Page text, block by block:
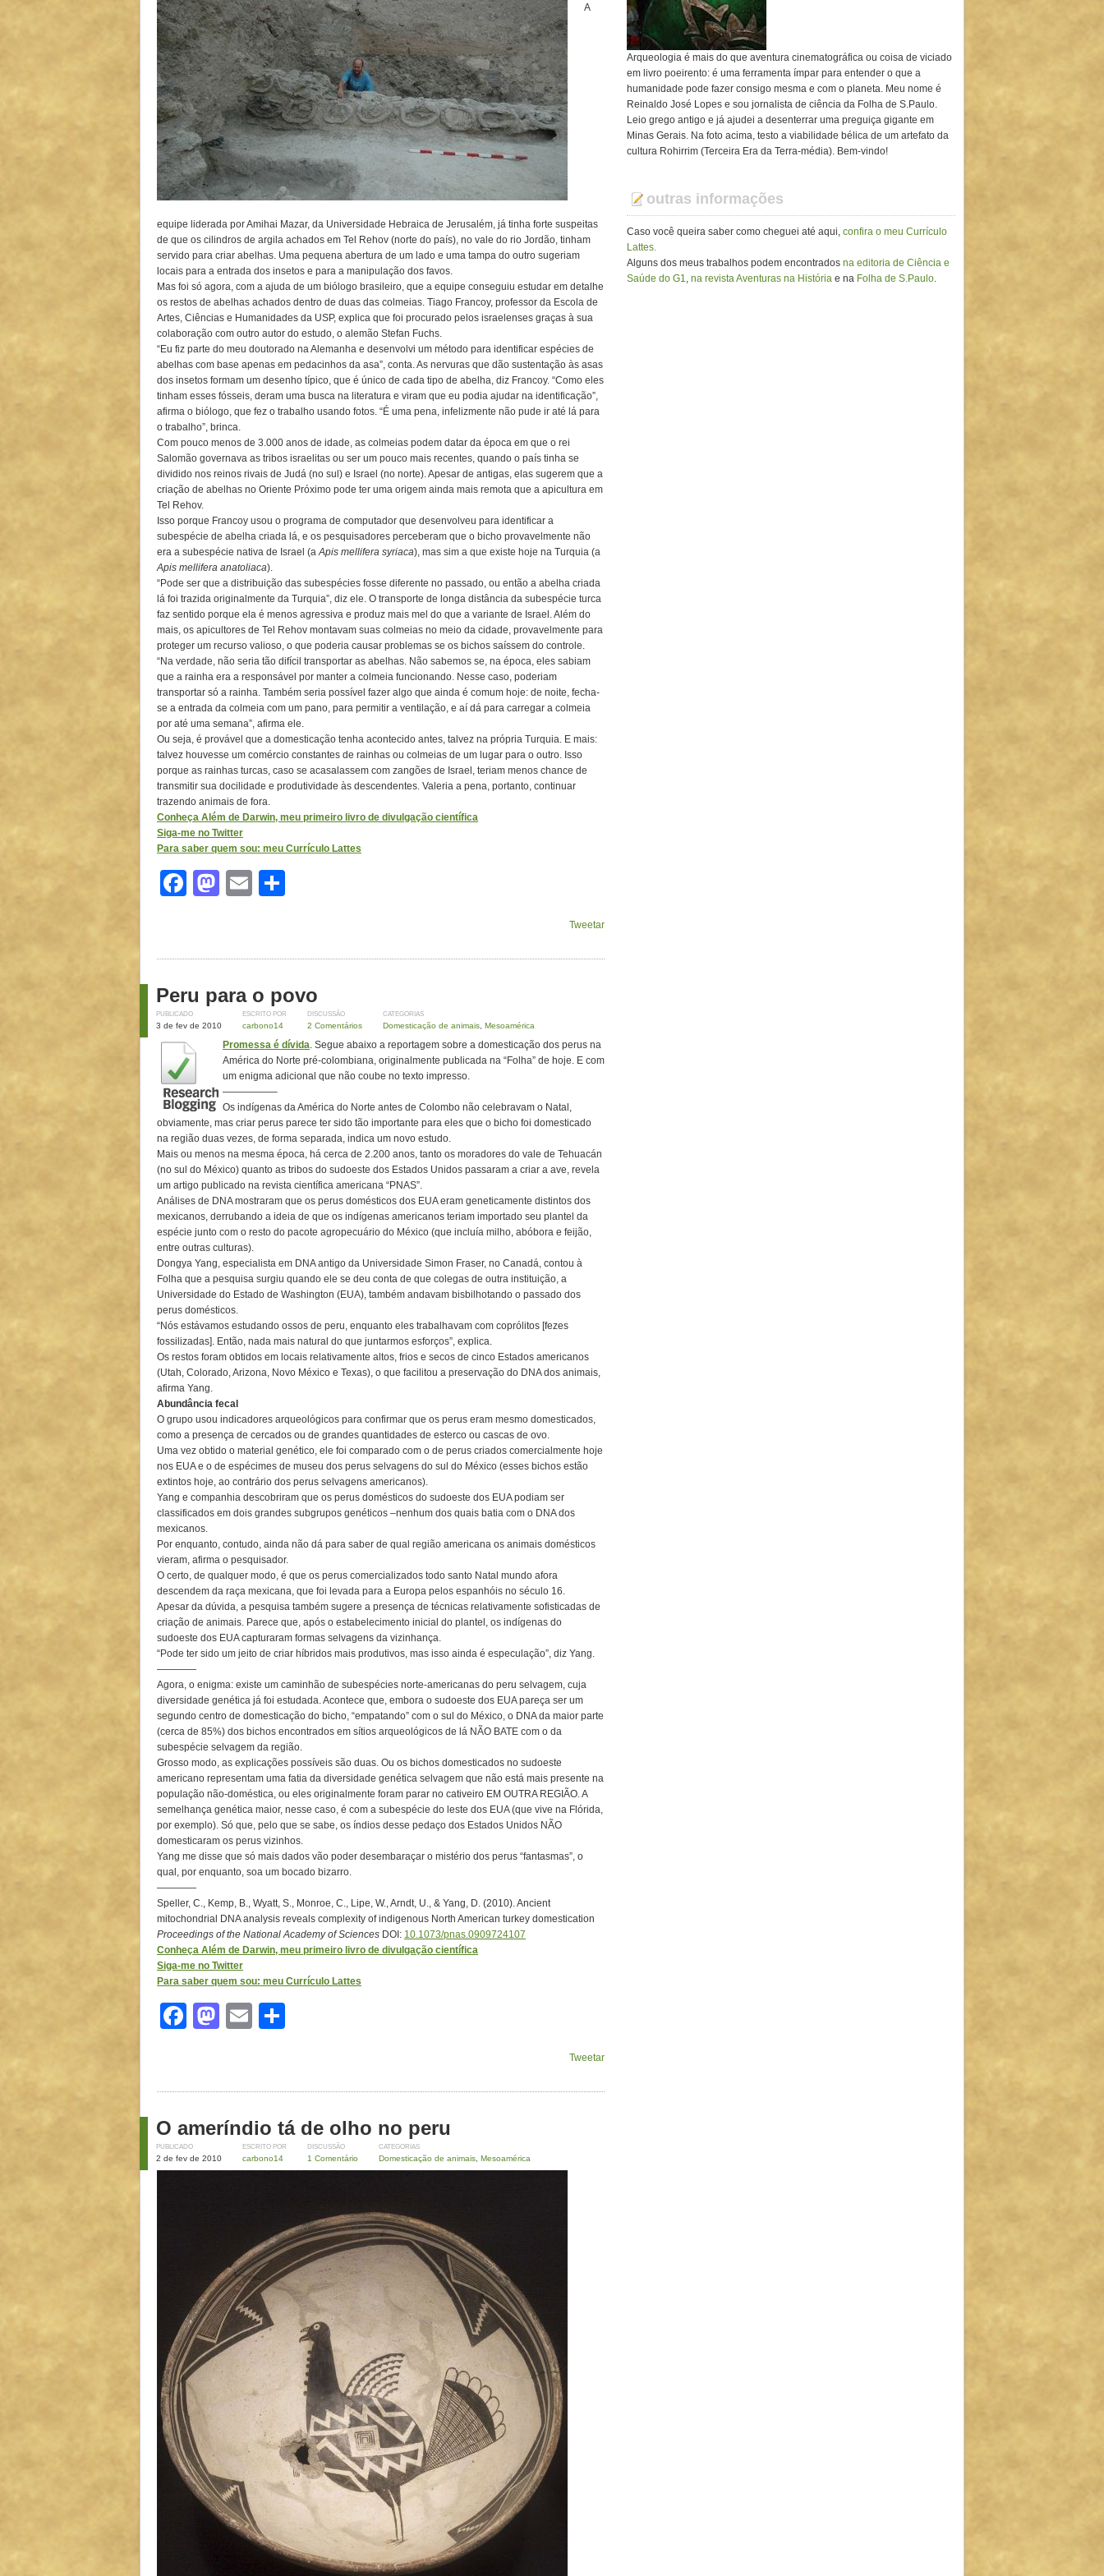
A
equipe liderada por Amihai Mazar, da Universidade Hebraica de Jerusalém, já tinha forte suspeitas
de que os cilindros de argila achados em Tel Rehov (norte do país), no vale do rio Jordão, tinham
servido para criar abelhas. Uma pequena abertura de um lado e uma tampa do outro sugeriam
locais para a entrada dos insetos e para a manipulação dos favos.
Mas foi só agora, com a ajuda de um biólogo brasileiro, que a equipe conseguiu estudar em detalhe
os restos de abelhas achados dentro de duas das colmeias. Tiago Francoy, professor da Escola de
Artes, Ciências e Humanidades da USP, explica que foi procurado pelos israelenses graças à sua
colaboração com outro autor do estudo, o alemão Stefan Fuchs.
“Eu fiz parte do meu doutorado na Alemanha e desenvolvi um método para identificar espécies de
abelhas com base apenas em pedacinhos da asa”, conta. As nervuras que dão sustentação às asas
dos insetos formam um desenho típico, que é único de cada tipo de abelha, diz Francoy. “Como eles
tinham esses fósseis, deram uma busca na literatura e viram que eu podia ajudar na identificação”,
afirma o biólogo, que fez o trabalho usando fotos. “É uma pena, infelizmente não pude ir até lá para
o trabalho”, brinca.
Com pouco menos de 3.000 anos de idade, as colmeias podem datar da época em que o rei
Salomão governava as tribos israelitas ou ser um pouco mais recentes, quando o país tinha se
dividido nos reinos rivais de Judá (no sul) e Israel (no norte). Apesar de antigas, elas sugerem que a
criação de abelhas no Oriente Próximo pode ter uma origem ainda mais remota que a apicultura em
Tel Rehov.
Isso porque Francoy usou o programa de computador que desenvolveu para identificar a
subespécie de abelha criada lá, e os pesquisadores perceberam que o bicho provavelmente não
era a subespécie nativa de Israel (aApis mellifera syriaca), mas sim a que existe hoje na Turquia (a
Apis mellifera anatoliaca).
“Pode ser que a distribuição das subespécies fosse diferente no passado, ou então a abelha criada
lá foi trazida originalmente da Turquia”, diz ele. O transporte de longa distância da subespécie turca
faz sentido porque ela é menos agressiva e produz mais mel do que a variante de Israel. Além do
mais, os apicultores de Tel Rehov montavam suas colmeias no meio da cidade, provavelmente para
proteger um recurso valioso, o que poderia causar problemas se os bichos saíssem do controle.
“Na verdade, não seria tão difícil transportar as abelhas. Não sabemos se, na época, eles sabiam
que a rainha era a responsável por manter a colmeia funcionando. Nesse caso, poderiam
transportar só a rainha. Também seria possível fazer algo que ainda é comum hoje: de noite, fecha-
se a entrada da colmeia com um pano, para permitir a ventilação, e aí dá para carregar a colmeia
por até uma semana”, afirma ele.
Ou seja, é provável que a domesticação tenha acontecido antes, talvez na própria Turquia. E mais:
talvez houvesse um comércio constantes de rainhas ou colmeias de um lugar para o outro. Isso
porque as rainhas turcas, caso se acasalassem com zangões de Israel, teriam menos chance de
transmitir sua docilidade e produtividade às descendentes. Valeria a pena, portanto, continuar
trazendo animais de fora.
Conheça Além de Darwin, meu primeiro livro de divulgação científica
Siga-me no Twitter
Para saber quem sou: meu Currículo Lattes
Facebook
Mastodon
Email
Tweetar
Peru para o povo
PUBLICADO
3 de fev de 2010
ESCRITO POR
carbono14
DISCUSSÃO
2 Comentários
CATEGORIAS
Domesticação de animais Mesoamérica
Promessa é dívida. Segue abaixo a reportagem sobre a domesticação dos perus na
América do Norte pré-colombiana, originalmente publicada na “Folha” de hoje. E com
um enigma adicional que não coube no texto impresso.
—————–
Os indígenas da América do Norte antes de Colombo não celebravam o Natal,
obviamente, mas criar perus parece ter sido tão importante para eles que o bicho foi domesticado
na região duas vezes, de forma separada, indica um novo estudo.
Mais ou menos na mesma época, há cerca de 2.200 anos, tanto os moradores do vale de Tehuacán
(no sul do México) quanto as tribos do sudoeste dos Estados Unidos passaram a criar a ave, revela
um artigo publicado na revista científica americana “PNAS”.
Análises de DNA mostraram que os perus domésticos dos EUA eram geneticamente distintos dos
mexicanos, derrubando a ideia de que os indígenas americanos teriam importado seu plantel da
espécie junto com o resto do pacote agropecuário do México (que incluía milho, abóbora e feijão,
entre outras culturas).
Dongya Yang, especialista em DNA antigo da Universidade Simon Fraser, no Canadá, contou à
Folha que a pesquisa surgiu quando ele se deu conta de que colegas de outra instituição, a
Universidade do Estado de Washington (EUA), também andavam bisbilhotando o passado dos
perus domésticos.
“Nós estávamos estudando ossos de peru, enquanto eles trabalhavam com coprólitos [fezes
fossilizadas]. Então, nada mais natural do que juntarmos esforços”, explica.
Os restos foram obtidos em locais relativamente altos, frios e secos de cinco Estados americanos
(Utah, Colorado, Arizona, Novo México e Texas), o que facilitou a preservação do DNA dos animais,
afirma Yang.
Abundância fecal
O grupo usou indicadores arqueológicos para confirmar que os perus eram mesmo domesticados,
como a presença de cercados ou de grandes quantidades de esterco ou cascas de ovo.
Uma vez obtido o material genético, ele foi comparado com o de perus criados comercialmente hoje
nos EUA e o de espécimes de museu dos perus selvagens do sul do México (esses bichos estão
extintos hoje, ao contrário dos perus selvagens americanos).
Yang e companhia descobriram que os perus domésticos do sudoeste dos EUA podiam ser
classificados em dois grandes subgrupos genéticos –nenhum dos quais batia com o DNA dos
mexicanos.
Por enquanto, contudo, ainda não dá para saber de qual região americana os animais domésticos
vieram, afirma o pesquisador.
O certo, de qualquer modo, é que os perus comercializados todo santo Natal mundo afora
descendem da raça mexicana, que foi levada para a Europa pelos espanhóis no século 16.
Apesar da dúvida, a pesquisa também sugere a presença de técnicas relativamente sofisticadas de
criação de animais. Parece que, após o estabelecimento inicial do plantel, os indígenas do
sudoeste dos EUA capturaram formas selvagens da vizinhança.
“Pode ter sido um jeito de criar híbridos mais produtivos, mas isso ainda é especulação”, diz Yang.
————
Agora, o enigma: existe um caminhão de subespécies norte-americanas do peru selvagem, cuja
diversidade genética já foi estudada. Acontece que, embora o sudoeste dos EUA pareça ser um
segundo centro de domesticação do bicho, “empatando” com o sul do México, o DNA da maior parte
(cerca de 85%) dos bichos encontrados em sítios arqueológicos de lá NÃO BATE com o da
subespécie selvagem da região.
Grosso modo, as explicações possíveis são duas. Ou os bichos domesticados no sudoeste
americano representam uma fatia da diversidade genética selvagem que não está mais presente na
população não-doméstica, ou eles originalmente foram parar no cativeiro EM OUTRA REGIÃO. A
semelhança genética maior, nesse caso, é com a subespécie do leste dos EUA (que vive na Flórida,
por exemplo). Só que, pelo que se sabe, os índios desse pedaço dos Estados Unidos NÃO
domesticaram os perus vizinhos.
Yang me disse que só mais dados vão poder desembaraçar o mistério dos perus “fantasmas”, o
qual, por enquanto, soa um bocado bizarro.
————
Speller, C., Kemp, B., Wyatt, S., Monroe, C., Lipe, W., Arndt, U., & Yang, D. (2010). Ancient
mitochondrial DNA analysis reveals complexity of indigenous North American turkey domestication
Proceedings of the National Academy of Sciences DOI: 10.1073/pnas.0909724107
Conheça Além de Darwin, meu primeiro livro de divulgação científica
Siga-me no Twitter
Para saber quem sou: meu Currículo Lattes
Facebook
Mastodon
Email
Tweetar
O ameríndio tá de olho no peru
PUBLICADO
2 de fev de 2010
ESCRITO POR
carbono14
DISCUSSÃO
1 Comentário
CATEGORIAS
Domesticação de animais Mesoamérica
Arqueologia é mais do que aventura cinematográfica ou coisa de viciado
em livro poeirento: é uma ferramenta ímpar para entender o que a
humanidade pode fazer consigo mesma e com o planeta. Meu nome é
Reinaldo José Lopes e sou jornalista de ciência da Folha de S.Paulo.
Leio grego antigo e já ajudei a desenterrar uma preguiça gigante em
Minas Gerais. Na foto acima, testo a viabilidade bélica de um artefato da
cultura Rohirrim (Terceira Era da Terra-média). Bem-vindo!
outras informações
Caso você queira saber como cheguei até aqui, confira o meu Currículo
Lattes.
Alguns dos meus trabalhos podem encontrados na editoria de Ciência e
Saúde do G1, na revista Aventuras na História e na Folha de S.Paulo.